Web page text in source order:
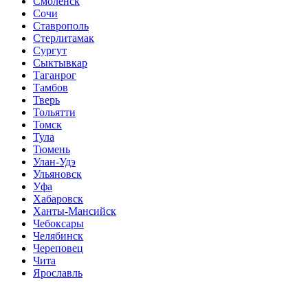
Сочи
Ставрополь
Стерлитамак
Сургут
Сыктывкар
Таганрог
Тамбов
Тверь
Тольятти
Томск
Тула
Тюмень
Улан-Удэ
Ульяновск
Уфа
Хабаровск
Ханты-Мансийск
Чебоксары
Челябинск
Череповец
Чита
Ярославль